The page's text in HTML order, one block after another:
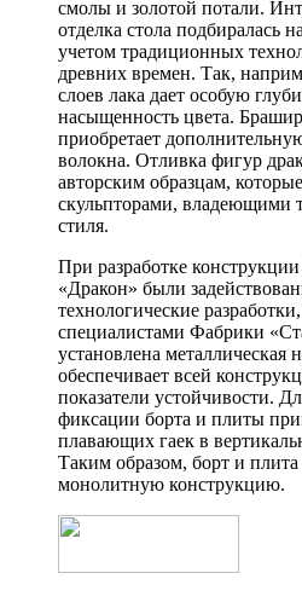
смолы и золотой потали.
отделка стола подбиралась
учетом традиционных
древних времен. Так,
слоев лака дает особую
насыщенность цвета.
приобретает
волокна. Отливка фигур
авторским образцам,
скульпторами, владеющими
стиля.
При разработке
«Дракон» были
технологические
специалистами Фабрики
установлена металлическая
обеспечивает всей
показатели устойчивости.
фиксации борта и плиты
плавающих гаек в
Таким образом, борт и
монолитную конструкцию.